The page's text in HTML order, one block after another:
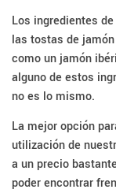
Los ingredientes
las tostas de
como un jamón
alguno de estos
no es lo mismo.
La mejor opción
utilización de
a un precio
poder encontrar